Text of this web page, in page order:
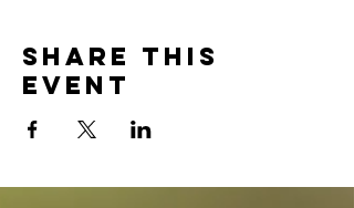
Share this
event